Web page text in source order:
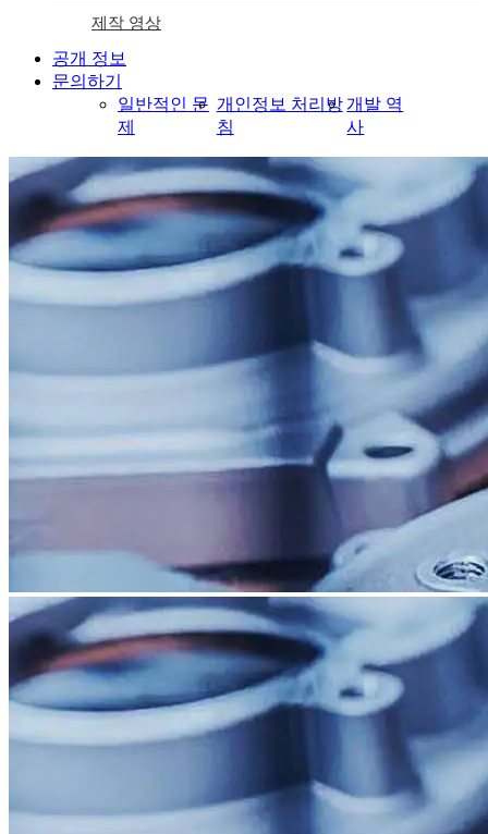
제작 영상
공개 정보
문의하기
일반적인 문
제
개인정보 처리방
침
개발 역
사